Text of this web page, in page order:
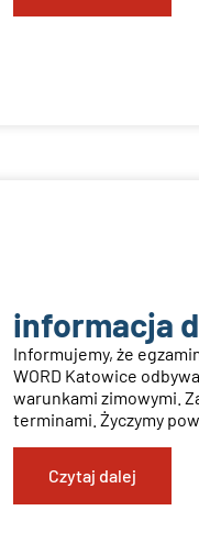
informacja
Informujemy, że
WORD Katowice
warunkami zimowymi.
terminami. Życzymy
Czytaj dalej